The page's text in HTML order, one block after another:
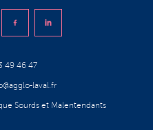
49 46 47
laval.fr
Sourds et Malentendants